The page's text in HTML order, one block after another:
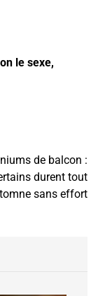
le sexe,
de balcon :
durent tout
sans effort